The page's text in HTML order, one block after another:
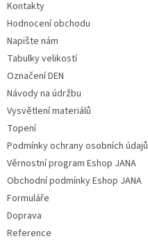
Kontakty
Hodnocení obchodu
Napište nám
Tabulky velikostí
Označení DEN
Návody na údržbu
Vysvětlení materiálů
Topení
Podmínky ochrany osobních údajů
Věrnostní program Eshop JANA
Obchodní podmínky Eshop JANA
Formuláře
Doprava
Reference